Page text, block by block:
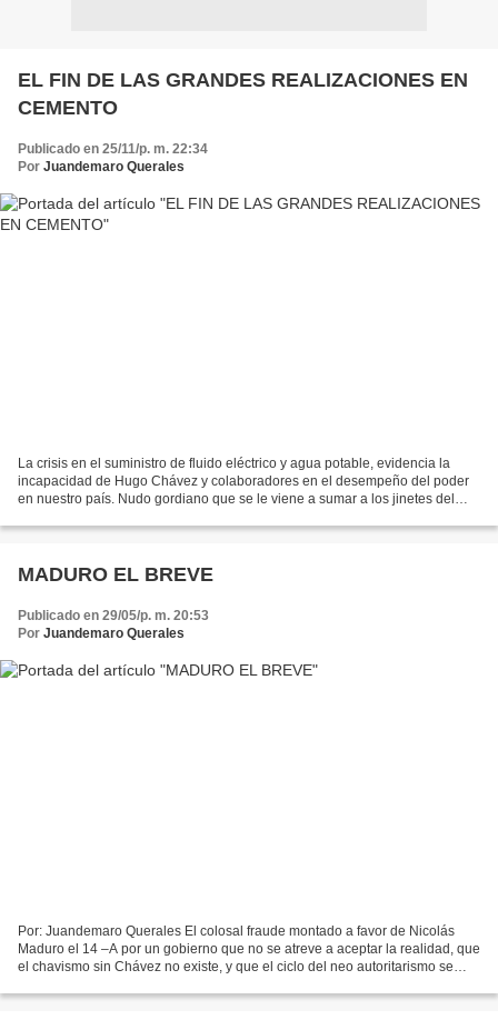
EL FIN DE LAS GRANDES REALIZACIONES EN
CEMENTO
Publicado en 25/11/p. m. 22:34
Por Juandemaro Querales
La crisis en el suministro de fluido eléctrico y agua potable, evidencia la
incapacidad de Hugo Chávez y colaboradores en el desempeño del poder
en nuestro país. Nudo gordiano que se le viene a sumar a los jinetes del
MADURO EL BREVE
Publicado en 29/05/p. m. 20:53
Por Juandemaro Querales
Por: Juandemaro Querales El colosal fraude montado a favor de Nicolás
Maduro el 14 –A por un gobierno que no se atreve a aceptar la realidad, que
el chavismo sin Chávez no existe, y que el ciclo del neo autoritarismo se